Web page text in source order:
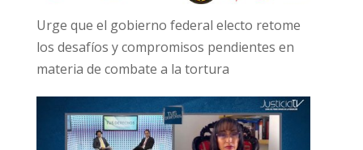
Urge que el gobierno federal electo retome
los desafíos y compromisos pendientes en
materia de combate a la tortura